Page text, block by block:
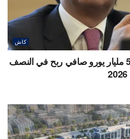
كاش
إنتيسا سان باولو تحقق 5.6 مليار يورو صافي ربح في النصف